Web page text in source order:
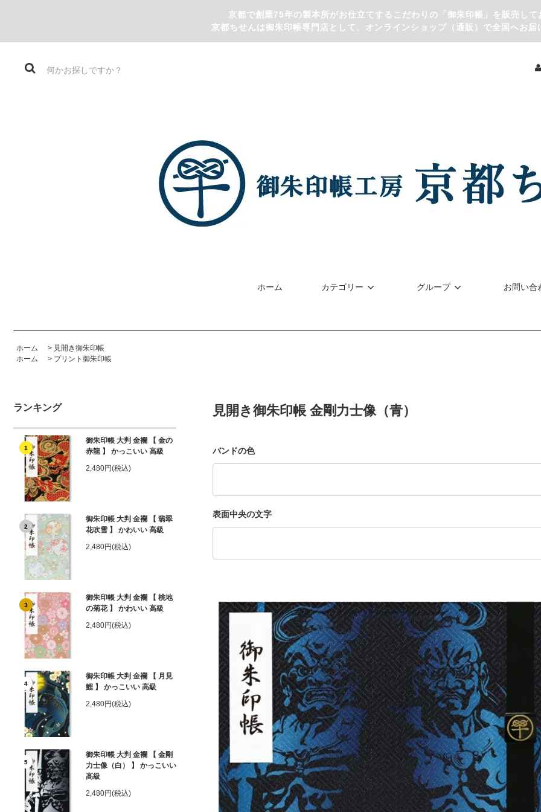
京都で創業75年の製本所がお仕立てするこだわりの「御朱印帳」を販売して
京都ちせんは御朱印帳専門店として、オンラインショップ（通販）で全国へお届
ホーム カテゴリー グループ お問い合
ホーム > 見開き御朱印帳
ホーム
> プリント御朱印帳
ランキング
1
御朱印帳 大判 金襴 【 金の
赤龍 】 かっこいい 高級
2,480円(税込)
2
御朱印帳 大判 金襴 【 翡翠
花吹雪 】 かわいい 高級
2,480円(税込)
3
御朱印帳 大判 金襴 【 桃地
の菊花 】 かわいい 高級
2,480円(税込)
4
御朱印帳 大判 金襴 【 月見
鯉 】 かっこいい 高級
2,480円(税込)
5
御朱印帳 大判 金襴 【 金剛
力士像（白） 】 かっこいい
高級
2,480円(税込)
見開き御朱印帳 金剛力士像（青）
バンドの色
表面中央の文字